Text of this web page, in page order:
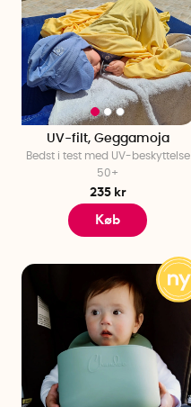
UV-filt, Geggamoja
Bedst i test med UV-beskyttelse
50+
235 kr
Køb